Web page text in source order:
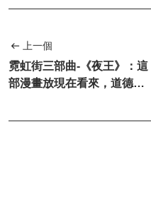
上一個
霓虹街三部曲-《夜王》：這
部漫畫放現在看來，道德觀